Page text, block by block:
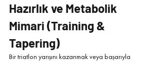
Hazırlık ve Metabolik
Mimari (Training &
Tapering)
Bir triatlon yarışını kazanmak veya başarıyla